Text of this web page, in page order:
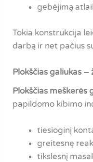
gebėjimą
Tokia konstrukcija
darbą ir net pačius
Plokščias galiukas
Plokščias meškerės
papildomo kibimo
tiesioginį
greitesnę
tikslesnį